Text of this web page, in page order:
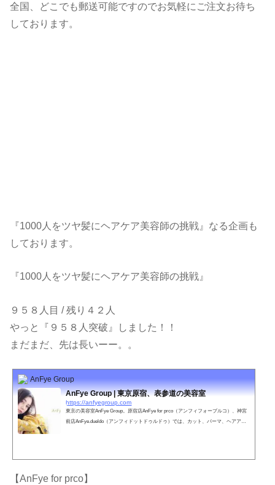
全国、どこでも郵送可能ですのでお気軽にご注文お待ち
しております。
『1000人をツヤ髪にヘアケア美容師の挑戦』なる企画も
しております。
『1000人をツヤ髪にヘアケア美容師の挑戦』
９５８人目 / 残り４２人
やっと『９５８人突破』しました！！
まだまだ、先は長いーー。。
AnFye Group
AnFye Group | 東京原宿、表参道の美容室
https://anfyegroup.com
東京の美容室AnFye Group。原宿店AnFye for prco（アンフィフォープルコ）、神宮
前店AnFye.dueldo（アンフィドットドゥルドゥ）では、カット、パーマ、ヘアアレ
【AnFye for prco】